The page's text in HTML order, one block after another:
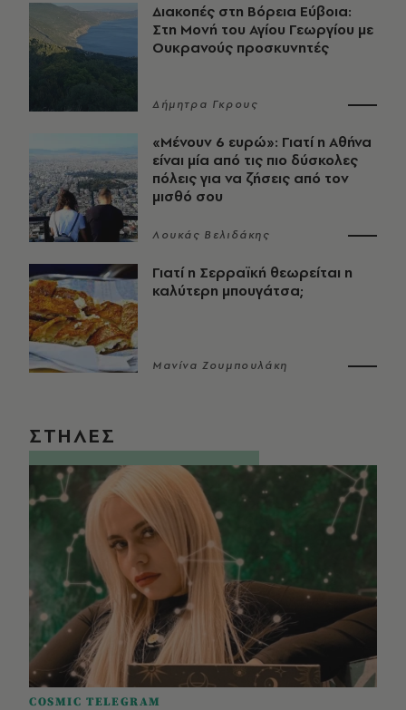
Διακοπές στη Βόρεια Εύβοια:
Στη Μονή του Αγίου Γεωργίου με
Ουκρανούς προσκυνητές
Δήμητρα Γκρους
«Μένουν 6 ευρώ»: Γιατί η Αθήνα
είναι μία από τις πιο δύσκολες
πόλεις για να ζήσεις από τον
μισθό σου
Λουκάς Βελιδάκης
Γιατί η Σερραϊκή θεωρείται η
καλύτερη μπουγάτσα;
Μανίνα Ζουμπουλάκη
ΣΤΗΛΕΣ
COSMIC TELEGRAM